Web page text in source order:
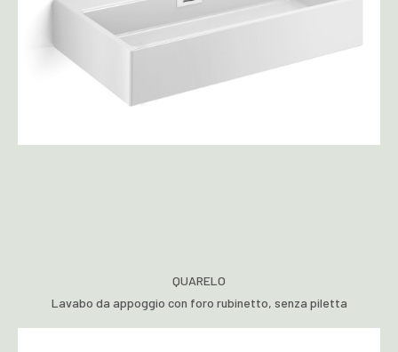
QUARELO
Lavabo da appoggio con foro rubinetto, senza piletta